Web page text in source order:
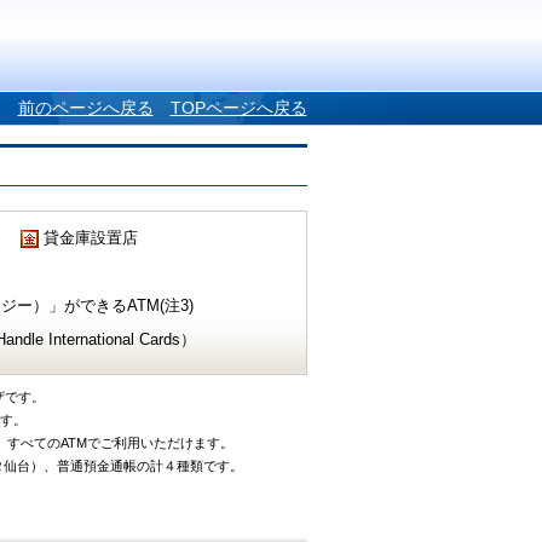
前のページへ戻る TOPページへ戻る
貸金庫設置店
ー）」ができるATM(注3)
International Cards）
す。
。
べてのATMでご利用いただけます。
台）、普通預金通帳の計４種類です。